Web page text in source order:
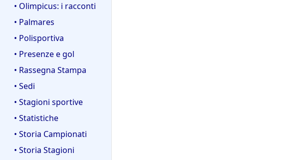
• Olimpicus: i racconti
• Palmares
• Polisportiva
• Presenze e gol
• Rassegna Stampa
• Sedi
• Stagioni sportive
• Statistiche
• Storia Campionati
• Storia Stagioni